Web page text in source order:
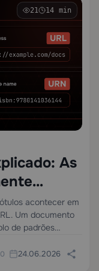
21 14 min
As
acontecer em
Um documento
de padrões
0 24.06.2026